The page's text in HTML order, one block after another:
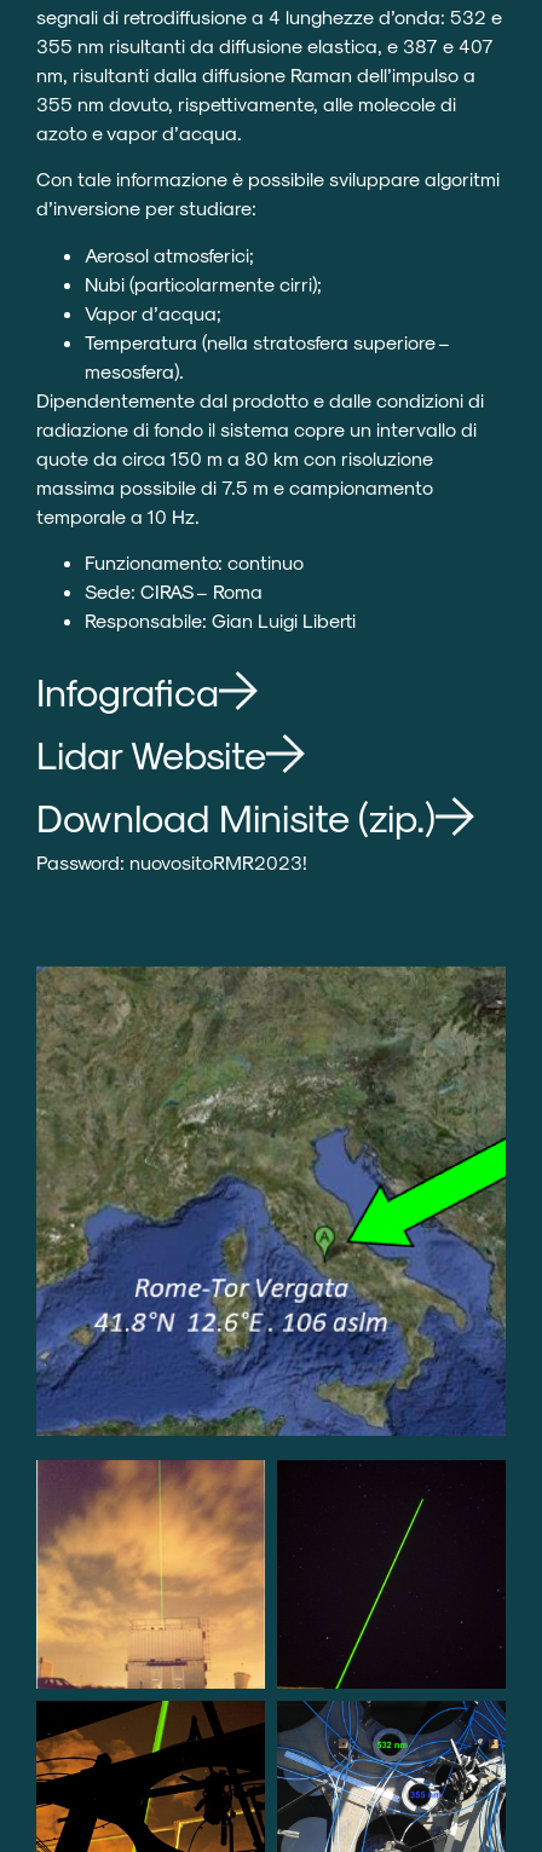
segnali di retrodiffusione a 4 lunghezze d’onda: 532 e
355 nm risultanti da diffusione elastica, e 387 e 407
nm, risultanti dalla diffusione Raman dell’impulso a
355 nm dovuto, rispettivamente, alle molecole di
azoto e vapor d’acqua.
Con tale informazione è possibile sviluppare algoritmi
d’inversione per studiare:
Aerosol atmosferici;
Nubi (particolarmente cirri);
Vapor d’acqua;
Temperatura (nella stratosfera superiore –
mesosfera).
Dipendentemente dal prodotto e dalle condizioni di
radiazione di fondo il sistema copre un intervallo di
quote da circa 150 m a 80 km con risoluzione
massima possibile di 7.5 m e campionamento
temporale a 10 Hz.
Funzionamento: continuo
Sede: CIRAS – Roma
Responsabile: Gian Luigi Liberti
Infografica
Lidar Website
Download Minisite (zip.)
Password: nuovositoRMR2023!